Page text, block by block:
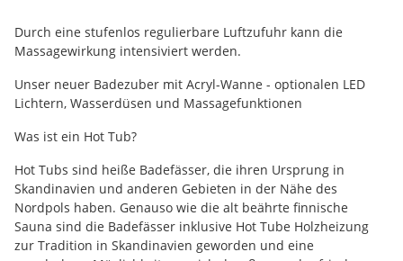
Durch eine stufenlos regulierbare Luftzufuhr kann die
Massagewirkung intensiviert werden.
Unser neuer Badezuber mit Acryl-Wanne - optionalen LED
Lichtern, Wasserdüsen und Massagefunktionen
Was ist ein Hot Tub?
Hot Tubs sind heiße Badefässer, die ihren Ursprung in
Skandinavien und anderen Gebieten in der Nähe des
Nordpols haben. Genauso wie die alt beährte finnische
Sauna sind die Badefässer inklusive Hot Tube Holzheizung
zur Tradition in Skandinavien geworden und eine